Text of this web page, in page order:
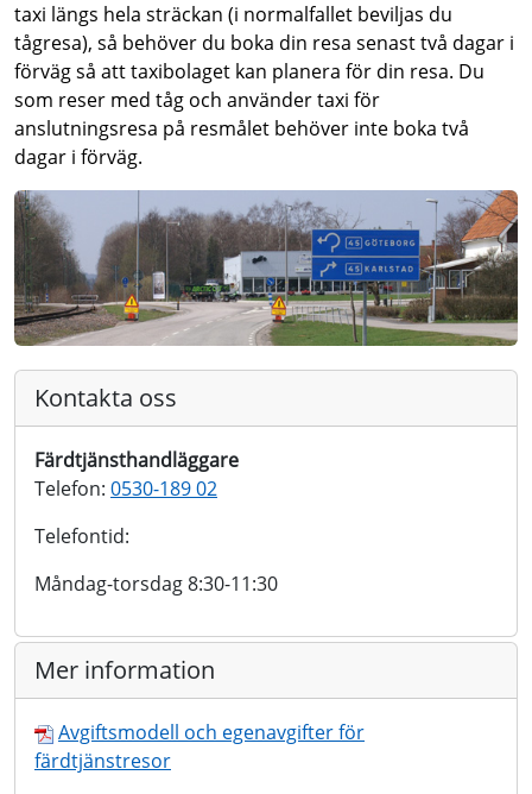
taxi längs hela sträckan (i normalfallet beviljas du
tågresa), så behöver du boka din resa senast två dagar i
förväg så att taxibolaget kan planera för din resa. Du
som reser med tåg och använder taxi för
anslutningsresa på resmålet behöver inte boka två
dagar i förväg.
Kontakta oss
Färdtjänsthandläggare
Telefon: 0530-189 02
Telefontid:
Måndag-torsdag 8:30-11:30
Mer information
Avgiftsmodell och egenavgifter för
färdtjänstresor